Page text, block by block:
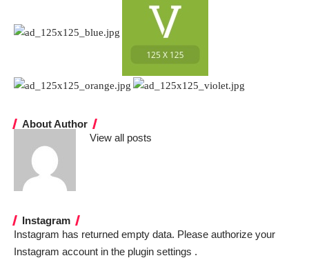
About Author
View all posts
Instagram
Instagram has returned empty data. Please authorize your
Instagram account in the plugin settings .